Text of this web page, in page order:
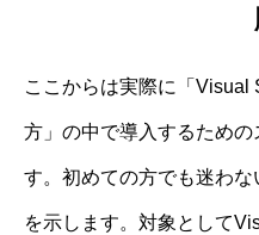
ここからは実際に「Visual
方」の中で導入するため
す。初めての方でも迷わ
を示します。対象として